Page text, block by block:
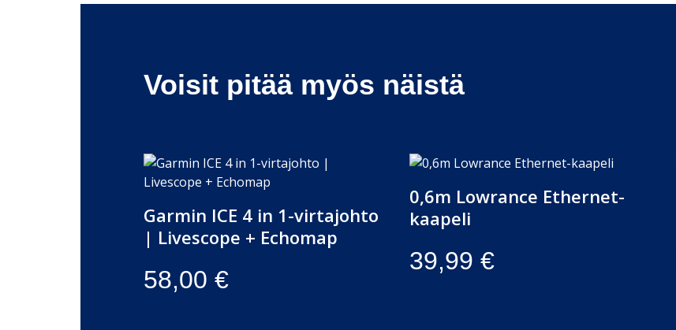
Voisit pitää myös näistä
Garmin ICE 4 in 1-virtajohto
| Livescope + Echomap
58,00 €
0,6m Lowrance Ethernet-
kaapeli
39,99€